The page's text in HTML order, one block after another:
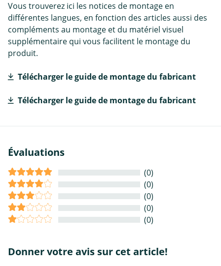
Vous trouverez ici les notices de montage en
différentes langues, en fonction des articles aussi des
compléments au montage et du matériel visuel
supplémentaire qui vous facilitent le montage du
produit.
Télécharger le guide de montage du fabricant
Télécharger le guide de montage du fabricant
Évaluations
(0)
(0)
(0)
(0)
(0)
Donner votre avis sur cet article!